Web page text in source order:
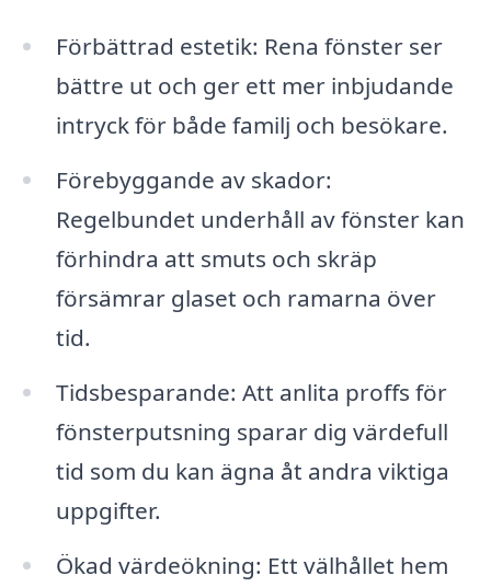
Förbättrad estetik: Rena fönster ser
bättre ut och ger ett mer inbjudande
intryck för både familj och besökare.
Förebyggande av skador:
Regelbundet underhåll av fönster kan
förhindra att smuts och skräp
försämrar glaset och ramarna över
tid.
Tidsbesparande: Att anlita proffs för
fönsterputsning sparar dig värdefull
tid som du kan ägna åt andra viktiga
uppgifter.
Ökad värdeökning: Ett välhållet hem